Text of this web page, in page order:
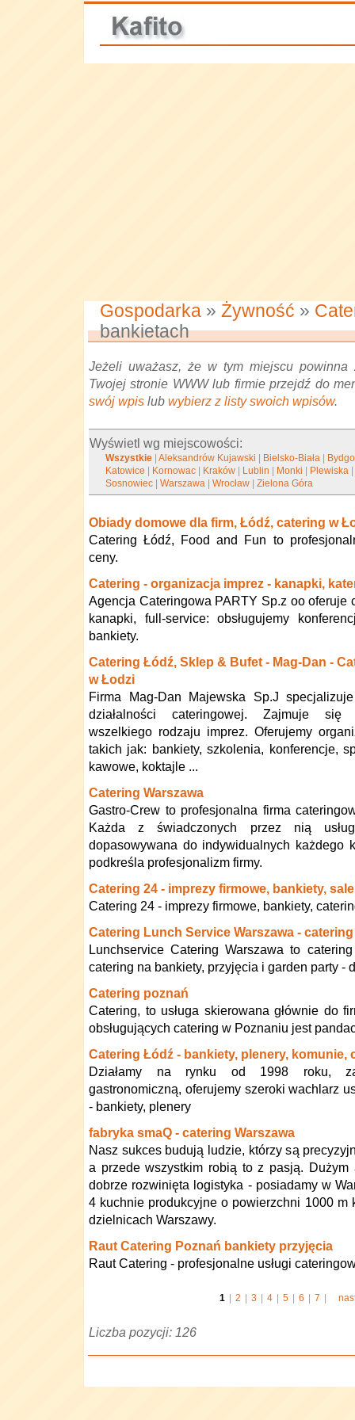
Gospodarka » Żywność »
bankietach
Jeżeli uważasz, że w tym miejscu powinna
Twojej stronie WWW lub firmie przejdź do
swój wpis lub wybierz z listy swoich wpisów.
Wyświetl wg miejscowości:
Wszystkie |Aleksandrów Kujawski Bielsko-Biała
Katowice
Kornowac Kraków Lublin Monki Plewiska
Sosnowiec |Warszawa |Wrocław |Zielona Góra
Obiady domowe dla firm, Łódź, catering w
Catering Łódź, Food and Fun to
ceny.
Catering - organizacja imprez - kanapki,
Agencja Cateringowa PARTY Sp.z oo oferuje
kanapki, full-service: obsługujemy
bankiety.
Catering Łódź, Sklep & Bufet - Mag-Dan -
w Łodzi
Firma Mag-Dan Majewska Sp.J
działalności cateringowej. Zajmuje się
wszelkiego rodzaju imprez. Oferujemy
takich jak: bankiety, szkolenia, konferencje,
kawowe, koktajle ...
Catering Warszawa
Gastro-Crew to profesjonalna firma
Każda z świadczonych przez nią usług
dopasowywana do indywidualnych każdego
podkreśla profesjonalizm firmy.
Catering 24 - imprezy firmowe, bankiety,
Catering 24 - imprezy firmowe, bankiety,
Catering Lunch Service Warszawa -
Lunchservice Catering Warszawa to
catering na bankiety, przyjęcia i garden party -
Catering poznań
Catering, to usługa skierowana głównie do
obsługujących catering w Poznaniu jest
Catering Łódź - bankiety, plenery, komunie,
Działamy na rynku od 1998 roku,
gastronomiczną, oferujemy szeroki wachlarz
- bankiety, plenery
fabryka smaQ - catering Warszawa
Nasz sukces budują ludzie, którzy są
a przede wszystkim robią to z pasją. Dużym
dobrze rozwinięta logistyka - posiadamy w
4 kuchnie produkcyjne o powierzchni 1000 m
dzielnicach Warszawy.
Raut Catering Poznań bankiety przyjęcia
Raut Catering - profesjonalne usługi
1 2 3 4 5 6 7
Liczba pozycji: 126